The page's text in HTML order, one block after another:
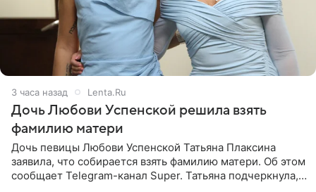
3 часа назад Lenta.Ru
Дочь Любови Успенской решила взять
фамилию матери
Дочь певицы Любови Успенской Татьяна Плаксина
заявила, что собирается взять фамилию матери. Об этом
сообщает Telegram-канал Super. Татьяна подчеркнула,